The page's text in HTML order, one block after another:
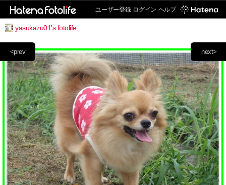
ユーザー登録 ログイン ヘルプ
yasukazu01's fotolife
next>
<prev